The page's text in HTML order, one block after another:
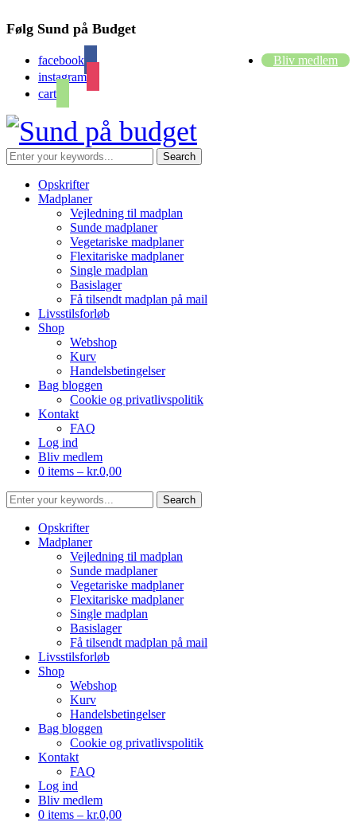
Følg Sund på Budget
facebook
instagram
cart
Bliv medlem
Opskrifter
Madplaner
Vejledning til madplan
Sunde madplaner
Vegetariske madplaner
Flexitariske madplaner
Single madplan
Basislager
Få tilsendt madplan på mail
Livsstilsforløb
Shop
Webshop
Kurv
Handelsbetingelser
Bag bloggen
Cookie og privatlivspolitik
Kontakt
FAQ
Log ind
Bliv medlem
0 items – kr.0,00
Opskrifter
Madplaner
Vejledning til madplan
Sunde madplaner
Vegetariske madplaner
Flexitariske madplaner
Single madplan
Basislager
Få tilsendt madplan på mail
Livsstilsforløb
Shop
Webshop
Kurv
Handelsbetingelser
Bag bloggen
Cookie og privatlivspolitik
Kontakt
FAQ
Log ind
Bliv medlem
0 items – kr.0,00